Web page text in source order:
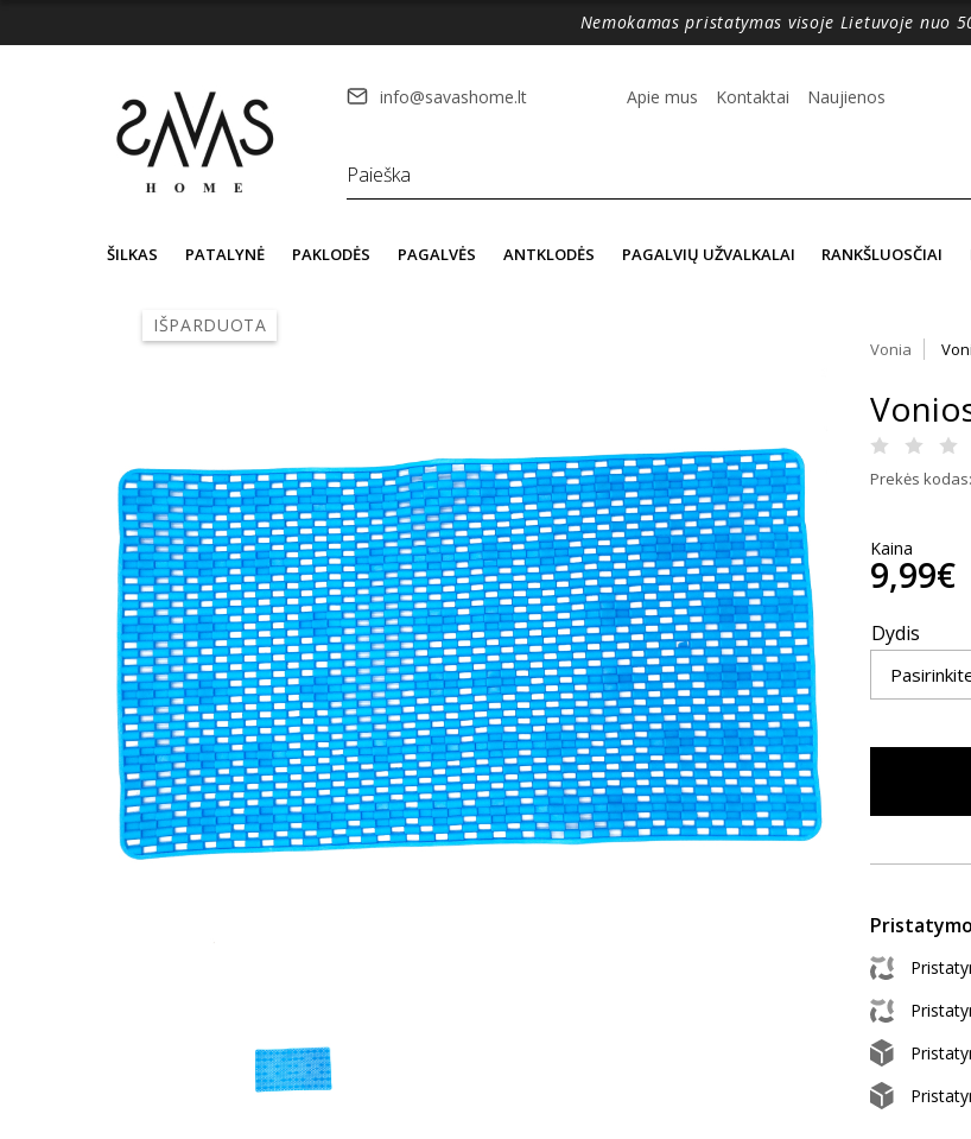
Nemokamas pristatymas visoje Lietuvoje nuo
info@savashome.lt Apie mus Kontaktai Naujienos
ŠILKAS PATALYNĖ PAKLODĖS PAGALVĖS ANTKLODĖS PAGALVIŲ UŽVALKALAI RANKŠLUOSČIAI
IŠPARDUOTA
Vonia
Prekės
Kaina
9,99€
Dydis